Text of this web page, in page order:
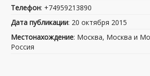
Телефон: +74959213890
Дата публикации: 20 октября 2015
Местонахождение: Москва, Москва и
Россия